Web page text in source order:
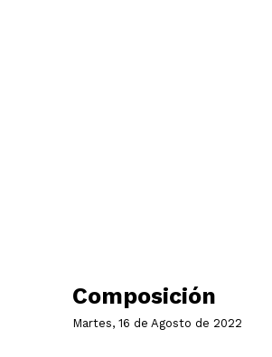
Composición
Martes, 16 de Agosto de 2022